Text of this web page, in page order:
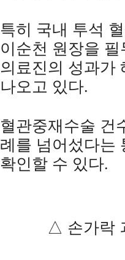
특히 국내 투석
이순천 원장을
의료진의 성과가
나오고 있다.
혈관중재수술 건
례를 넘어섰다는
확인할 수 있다.
△ 손가락 괴